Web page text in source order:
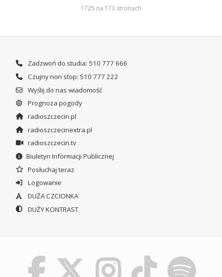
1725 na 173 stronach
Zadzwoń do studia: 510 777 666
Czujny non stop: 510 777 222
Wyślij do nas wiadomość
Prognoza pogody
radioszczecin.pl
radioszczecinextra.pl
radioszczecin.tv
Biuletyn Informacji Publicznej
Posłuchaj teraz
Logowanie
DUŻA CZCIONKA
DUŻY KONTRAST